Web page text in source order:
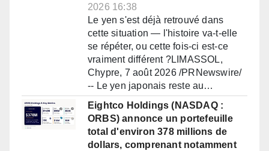
2026 16:38
Le yen s'est déjà retrouvé dans
cette situation — l'histoire va-t-elle
se répéter, ou cette fois-ci est-ce
vraiment différent ?LIMASSOL,
Chypre, 7 août 2026 /PRNewswire/
-- Le yen japonais reste au…
Eightco Holdings (NASDAQ :
ORBS) annonce un portefeuille
total d'environ 378 millions de
dollars, comprenant notamment